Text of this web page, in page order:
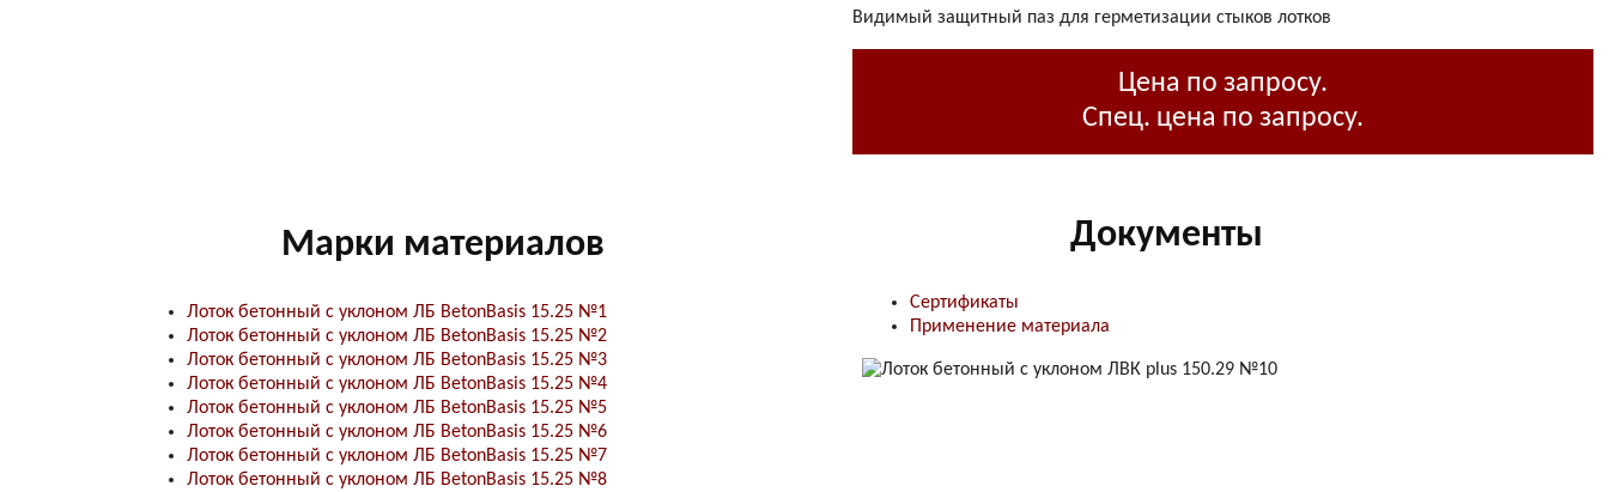
Видимый защитный паз для герметизации стыков лотков
Цена по запросу.
Спец. цена по запросу.
Марки материалов
Лоток бетонный с уклоном ЛБ BetonBasis 15.25 №1
Лоток бетонный с уклоном ЛБ BetonBasis 15.25 №2
Лоток бетонный с уклоном ЛБ BetonBasis 15.25 №3
Лоток бетонный с уклоном ЛБ BetonBasis 15.25 №4
Лоток бетонный с уклоном ЛБ BetonBasis 15.25 №5
Лоток бетонный с уклоном ЛБ BetonBasis 15.25 №6
Лоток бетонный с уклоном ЛБ BetonBasis 15.25 №7
Лоток бетонный с уклоном ЛБ BetonBasis 15.25 №8
Документы
Сертификаты
Применение материала